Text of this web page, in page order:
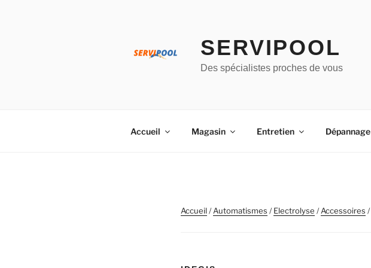
SERVIPOOL
Des spécialistes proches de vous
Accueil Magasin Entretien Dépannage
Accueil/Automatismes /Electrolyse /Accessoires /